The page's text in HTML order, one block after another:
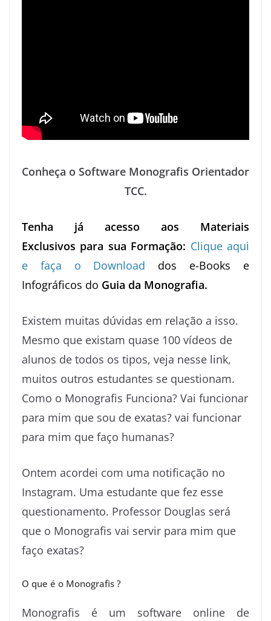
Conheça o Software Monografis Orientador
TCC.
Tenha já acesso aos Materiais
Exclusivos para sua Formação: Clique aqui
e faça o Download
dos e-Books e
Infográficos do Guia da Monografia.
Existem muitas dúvidas em relação a isso.
Mesmo que existam quase 100 vídeos de
alunos de todos os tipos, veja nesse link,
muitos outros estudantes se questionam.
Como o Monografis Funciona? Vai funcionar
para mim que sou de exatas? vai funcionar
para mim que faço humanas?
Ontem acordei com uma notificação no
Instagram. Uma estudante que fez esse
questionamento. Professor Douglas será
que o Monografis vai servir para mim que
faço exatas?
O que é o Monografis ?
Monografis é um software online de